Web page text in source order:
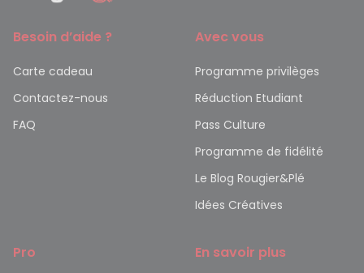
Besoin d’aide ?
Carte cadeau
Contactez-nous
FAQ
Avec vous
Programme privilèges
Réduction Etudiant
Pass Culture
Programme de fidélité
Le Blog Rougier&Plé
Idées Créatives
Pro En savoir plus